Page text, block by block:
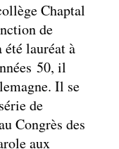
Chaptal
de
été lauréat à
50, il
Il se
de
Congrès des
aux